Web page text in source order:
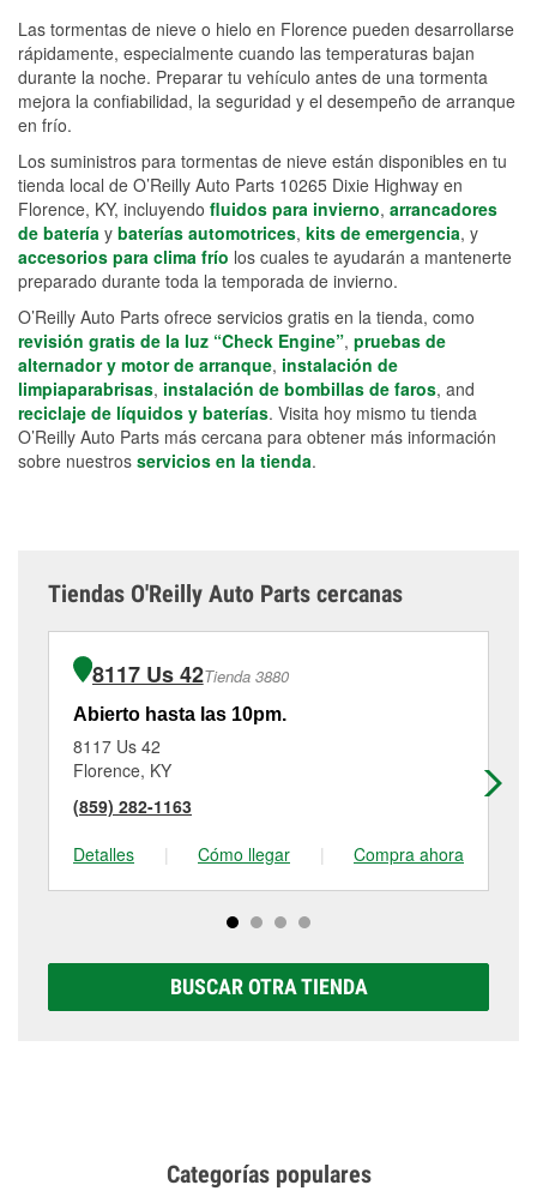
Las tormentas de nieve o hielo en Florence pueden desarrollarse
rápidamente, especialmente cuando las temperaturas bajan
durante la noche. Preparar tu vehículo antes de una tormenta
mejora la confiabilidad, la seguridad y el desempeño de arranque
en frío.
Los suministros para tormentas de nieve están disponibles en tu
tienda local de O’Reilly Auto Parts 10265 Dixie Highway en
Florence, KY, incluyendo fluidos para invierno, arrancadores
de batería y baterías automotrices, kits de emergencia, y
accesorios para clima frío los cuales te ayudarán a mantenerte
preparado durante toda la temporada de invierno.
O’Reilly Auto Parts ofrece servicios gratis en la tienda, como
revisión gratis de la luz “Check Engine”, pruebas de
alternador y motor de arranque, instalación de
limpiaparabrisas, instalación de bombillas de faros, and
reciclaje de líquidos y baterías. Visita hoy mismo tu tienda
O’Reilly Auto Parts más cercana para obtener más información
sobre nuestros servicios en la tienda.
Tiendas O'Reilly Auto Parts cercanas
8117 Us 42Tienda 3880
Abierto hasta las 10pm.
8117 Us 42
Florence, KY
(859) 282-1163
Detalles
| Cómo llegar | Compra ahora
BUSCAR OTRA TIENDA
Categorías populares